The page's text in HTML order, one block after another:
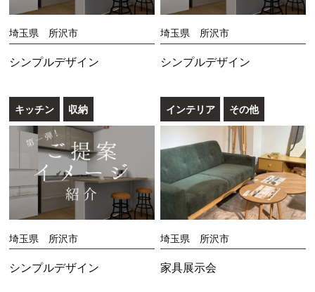
埼玉県 所沢市
シンプルデザイン
埼玉県 所沢市
シンプルデザイン
キッチン 収納
埼玉県 所沢市
シンプルデザイン
インテリア その他
埼玉県 所沢市
家具展示会